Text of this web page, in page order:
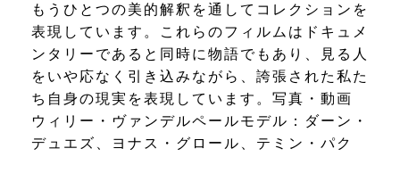
もうひとつの美的解釈を通してコレクションを
表現しています。これらのフィルムはドキュメ
ンタリーであると同時に物語でもあり、見る人
をいや応なく引き込みながら、誇張された私た
ち自身の現実を表現しています。写真・動画
ウィリー・ヴァンデルペールモデル：ダーン・
デュエズ、ヨナス・グロール、テミン・パク